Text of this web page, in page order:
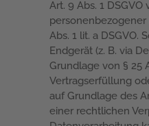
Art. 9 Abs. 1
Abs. 1 lit. a
Endgerät (z. B. via
Grundlage von § 25
Vertragserfüllung
auf Grundlage des
einer rechtlichen